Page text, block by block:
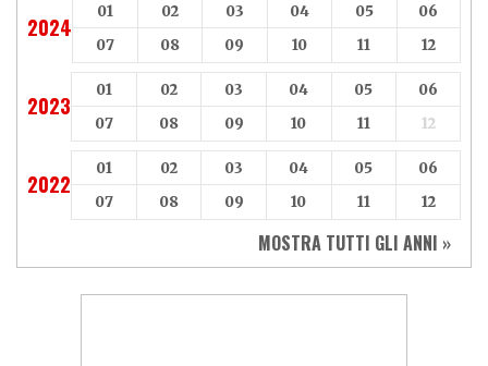
2024
01 02 03 04 05
06
07
08 09 10 11 12
2023
01 02 03 04 05
06
07
08 09 10 11 12
2022
01 02 03 04 05
06
07
08 09 10 11 12
MOSTRA TUTTI GLI ANNI »